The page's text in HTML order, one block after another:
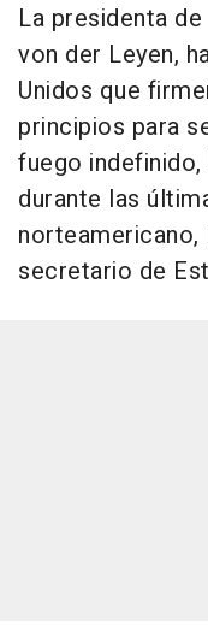
La presidenta
von der Leyen,
Unidos que
principios para
fuego
durante las
norteamericano,
secretario de